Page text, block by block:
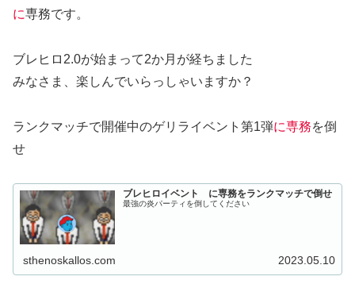
に専務です。
ブレヒロ2.0が始まって2か月が経ちました
みなさま、楽しんでいらっしゃいますか？
ランクマッチで開催中のゲリライベント第1弾に専務を倒
せ
ブレヒロイベント に専務をランクマッチで倒せ
最強の炎パーティを倒してください
sthenoskallos.com 2023.05.10